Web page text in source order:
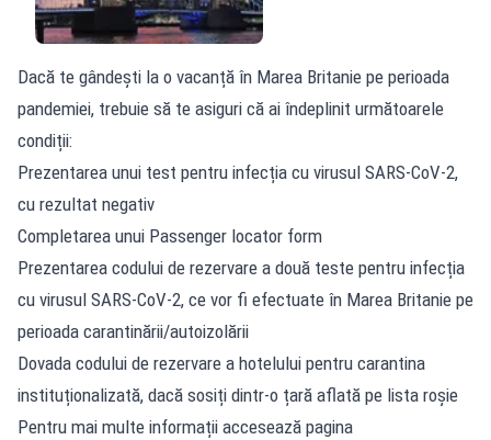
Dacă te gândești la o vacanță în Marea Britanie pe perioada
pandemiei, trebuie să te asiguri că ai îndeplinit următoarele
condiții:
Prezentarea unui test pentru infecția cu virusul SARS-CoV-2,
cu rezultat negativ
Completarea unui Passenger locator form
Prezentarea codului de rezervare a două teste pentru infecția
cu virusul SARS-CoV-2, ce vor fi efectuate în Marea Britanie pe
perioada carantinării/autoizolării
Dovada codului de rezervare a hotelului pentru carantina
instituționalizată, dacă sosiți dintr-o țară aflată pe lista roșie
Pentru mai multe informații accesează pagina